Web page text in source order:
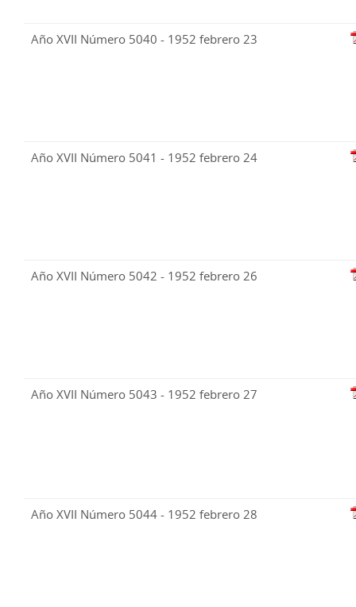
Año XVII Número 5040 - 1952 febrero 23
Año XVII Número 5041 - 1952 febrero 24
Año XVII Número 5042 - 1952 febrero 26
Año XVII Número 5043 - 1952 febrero 27
Año XVII Número 5044 - 1952 febrero 28